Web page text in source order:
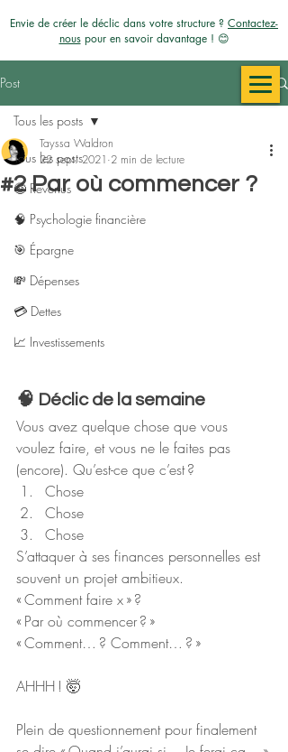
Envie de créer le déclic dans votre structure ? Contactez-
nouspour en savoir davantage ! 😊
Post
Tous les posts
🤑 Revenus
🧠 Psychologie financière
🎯 Épargne
💸 Dépenses
💳​ Dettes
📈 Investissements
Tous les posts
#2 Par où commencer ?
Tayssa Waldron
22 sept. 2021 2 min de lecture
🧠 Déclic de la semaine
Vous avez quelque chose que vous
voulez faire, et vous ne le faites pas
(encore). Qu’est-ce que c’est ?
Chose
Chose
Chose
S’attaquer à ses finances personnelles est
souvent un projet ambitieux.
« Comment faire x » ?
« Par où commencer ? »
« Comment… ? Comment… ? »
AHHH ! 🤯
Plein de questionnement pour finalement